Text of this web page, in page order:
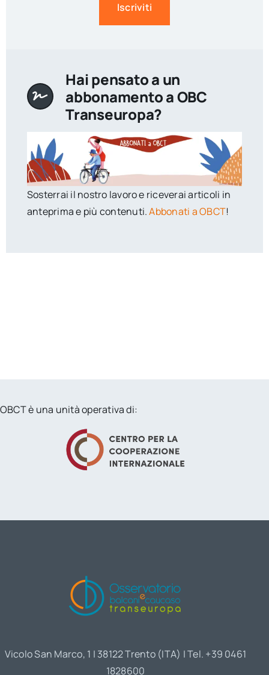
Iscriviti
Hai pensato a un
abbonamento a OBC
Transeuropa?
Sosterrai il nostro lavoro e riceverai articoli in
anteprima e più contenuti.Abbonati a OBCT!
OBCT è una unità operativa di:
Vicolo San Marco, 1 | 38122 Trento (ITA) | Tel. +39 0461
1828600